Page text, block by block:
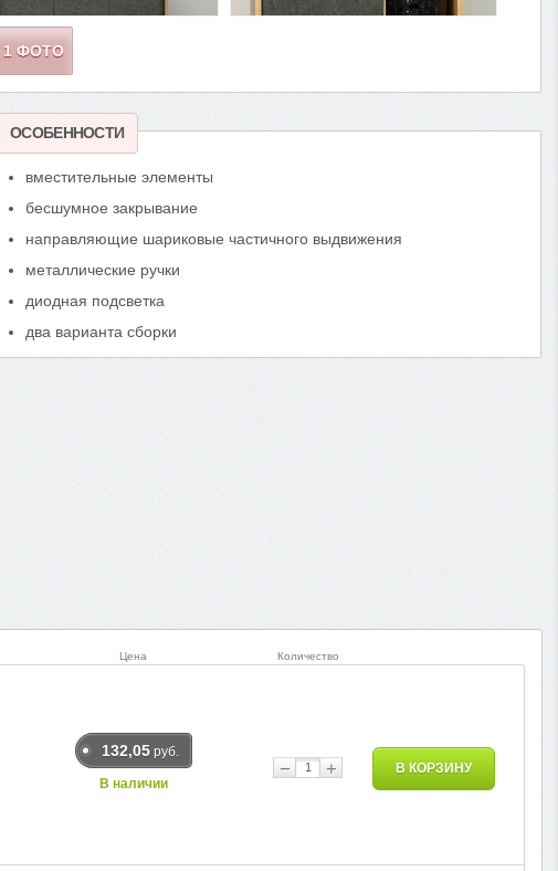
1 ФОТО
ОСОБЕННОСТИ
вместительные элементы
бесшумное закрывание
направляющие шариковые частичного выдвижения
металлические ручки
диодная подсветка
два варианта сборки
Цена Количество
132,05 руб.
В наличии
− + В КОРЗИНУ